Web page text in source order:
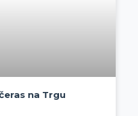
na Trgu